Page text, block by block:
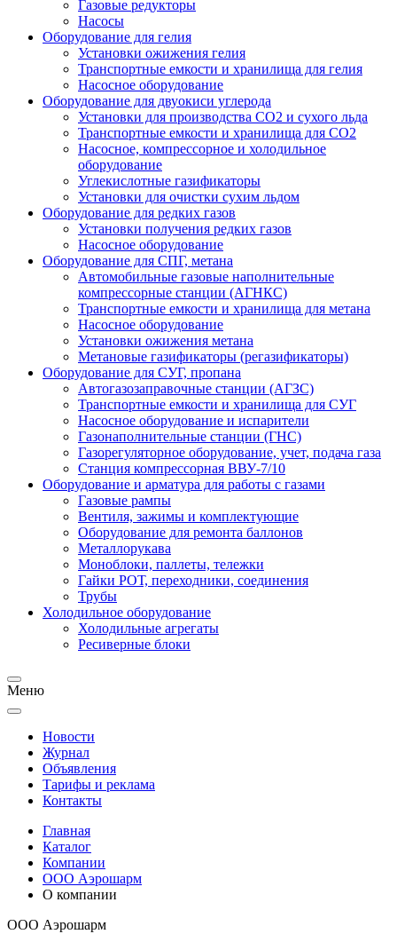
Газовые редукторы
Насосы
Оборудование для гелия
Установки ожижения гелия
Транспортные емкости и хранилища для гелия
Насосное оборудование
Оборудование для двуокиси углерода
Установки для производства СО2 и сухого льда
Транспортные емкости и хранилища для CO2
Насосное, компрессорное и холодильное
оборудование
Углекислотные газификаторы
Установки для очистки сухим льдом
Оборудование для редких газов
Установки получения редких газов
Насосное оборудование
Оборудование для СПГ, метана
Автомобильные газовые наполнительные
компрессорные станции (АГНКС)
Транспортные емкости и хранилища для метана
Насосное оборудование
Установки ожижения метана
Метановые газификаторы (регазификаторы)
Оборудование для СУГ, пропана
Автогазозаправочные станции (АГЗС)
Транспортные емкости и хранилища для СУГ
Насосное оборудование и испарители
Газонаполнительные станции (ГНС)
Газорегуляторное оборудование, учет, подача газа
Станция компрессорная ВВУ-7/10
Оборудование и арматура для работы с газами
Газовые рампы
Вентиля, зажимы и комплектующие
Оборудование для ремонта баллонов
Металлорукава
Моноблоки, паллеты, тележки
Гайки РОТ, переходники, соединения
Трубы
Холодильное оборудование
Холодильные агрегаты
Ресиверные блоки
Меню
Новости
Журнал
Объявления
Тарифы и реклама
Контакты
Главная
Каталог
Компании
ООО Аэрошарм
О компании
ООО Аэрошарм